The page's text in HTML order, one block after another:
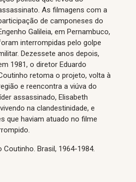
As filmagens com a
de camponeses do
Galileia, em Pernambuco,
interrompidas pelo golpe
Dezessete anos depois,
1981, o diretor Eduardo
retoma o projeto, volta à
e reencontra a viúva do
assassinado, Elisabeth
na clandestinidade, e
que haviam atuado no filme
Coutinho. Brasil, 1964-1984.